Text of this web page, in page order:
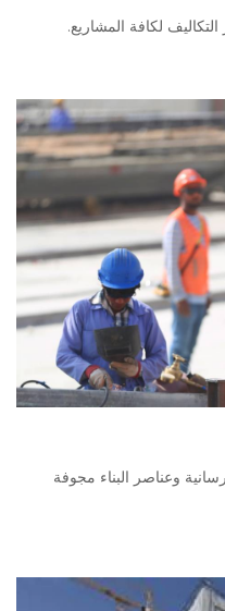
لكافة المشاريع.
وعناصر البناء مجوفة